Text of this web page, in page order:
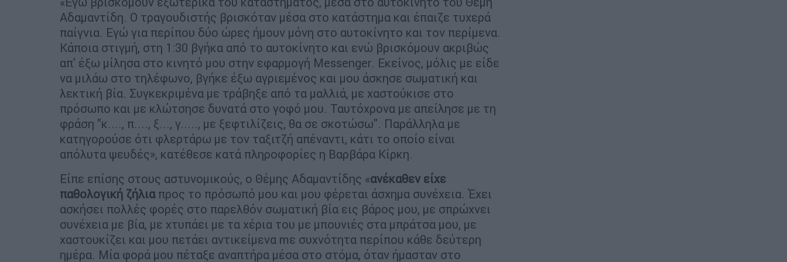
Αδαμαντίδη. Ο τραγουδιστής βρισκόταν μέσα στο κατάστημα και έπαιζε τυχερά
παίγνια. Εγώ για περίπου δύο ώρες ήμουν μόνη στο αυτοκίνητο και τον περίμενα.
Κάποια στιγμή, στη 1:30 βγήκα από το αυτοκίνητο και ενώ βρισκόμουν ακριβώς
απ' έξω μίλησα στο κινητό μου στην εφαρμογή Messenger. Εκείνος, μόλις με είδε
να μιλάω στο τηλέφωνο, βγήκε έξω αγριεμένος και μου άσκησε σωματική και
λεκτική βία. Συγκεκριμένα με τράβηξε από τα μαλλιά, με χαστούκισε στο
πρόσωπο και με κλώτσησε δυνατά στο γοφό μου. Ταυτόχρονα με απείλησε με τη
φράση "κ...., π...., ξ..., γ....., με ξεφτιλίζεις, θα σε σκοτώσω". Παράλληλα με
κατηγορούσε ότι φλερτάρω με τον ταξιτζή απέναντι, κάτι το οποίο είναι
απόλυτα ψευδές», κατέθεσε κατά πληροφορίες η Βαρβάρα Κίρκη.
Είπε επίσης στους αστυνομικούς, ο Θέμης Αδαμαντίδης «ανέκαθεν είχε
παθολογική ζήλιαπρος το πρόσωπό μου και μου φέρεται άσχημα συνέχεια. Έχει
ασκήσει πολλές φορές στο παρελθόν σωματική βία εις βάρος μου, με σπρώχνει
συνέχεια με βία, με χτυπάει με τα χέρια του με μπουνιές στα μπράτσα μου, με
χαστουκίζει και μου πετάει αντικείμενα mε συχνότητα περίπου κάθε δεύτερη
ημέρα. Μία φορά μου πέταξε αναπτήρα μέσα στο στόμα, όταν ήμασταν στο